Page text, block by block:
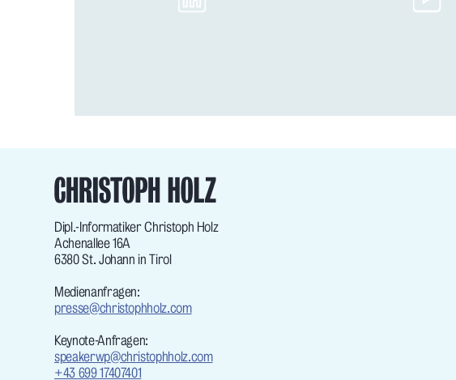
Dipl.-Informatiker Christoph Holz
Achenallee 16A
6380 St. Johann in Tirol
Medienanfragen:
presse@christophholz.com
Keynote-Anfragen:
speakerwp@christophholz.com
+43 699 17407401